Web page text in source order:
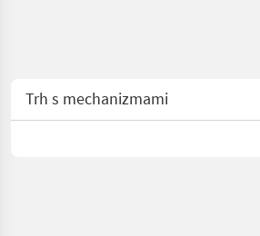
Trh s mechanizmami